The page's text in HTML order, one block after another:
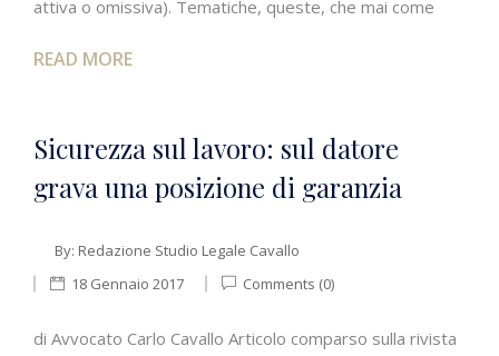
attiva o omissiva). Tematiche, queste, che mai come
READ MORE
Sicurezza sul lavoro: sul datore
grava una posizione di garanzia
By: Redazione Studio Legale Cavallo
18 Gennaio 2017
Comments (0)
di Avvocato Carlo Cavallo Articolo comparso sulla rivista